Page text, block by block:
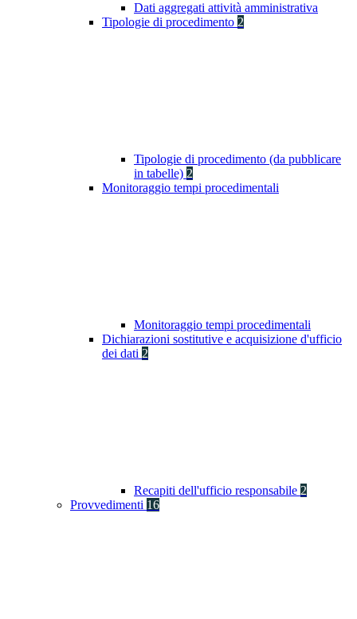
Dati aggregati attività amministrativa
Tipologie di procedimento 2
Tipologie di procedimento (da pubblicare
in tabelle) 2
Monitoraggio tempi procedimentali
Monitoraggio tempi procedimentali
Dichiarazioni sostitutive e acquisizione d'ufficio
dei dati 2
Recapiti dell'ufficio responsabile 2
Provvedimenti 16